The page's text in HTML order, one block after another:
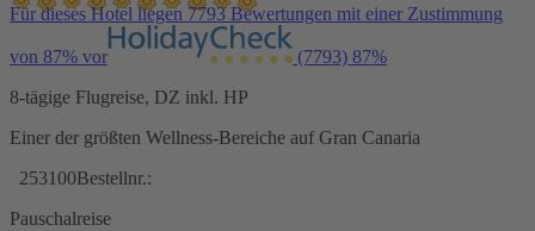
Für dieses Hotel liegen 7793 Bewertungen mit einer Zustimmung
von 87% vor (7793) 87%
8-tägige Flugreise, DZ inkl. HP
Einer der größten Wellness-Bereiche auf Gran Canaria
253100Bestellnr.:
Pauschalreise